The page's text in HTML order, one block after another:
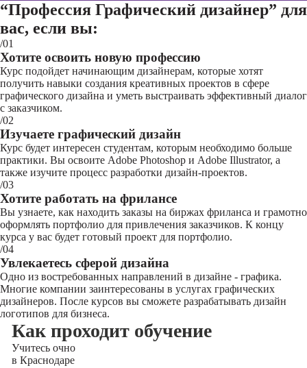
“Профессия Графический дизайнер” для
вас, если вы:
/01
Хотите освоить новую профессию
Курс подойдет начинающим дизайнерам, которые хотят
получить навыки создания креативных проектов в сфере
графического дизайна и уметь выстраивать эффективный диалог
с заказчиком.
/02
Изучаете графический дизайн
Курс будет интересен студентам, которым необходимо больше
практики. Вы освоите Adobe Photoshop и Adobe Illustrator, а
также изучите процесс разработки дизайн-проектов.
/03
Хотите работать на фрилансе
Вы узнаете, как находить заказы на биржах фриланса и грамотно
оформлять портфолио для привлечения заказчиков. К концу
курса у вас будет готовый проект для портфолио.
/04
Увлекаетесь сферой дизайна
Одно из востребованных направлений в дизайне - графика.
Многие компании заинтересованы в услугах графических
дизайнеров. После курсов вы сможете разрабатывать дизайн
логотипов для бизнеса.
Как проходит обучение
Учитесь очно
в Краснодаре